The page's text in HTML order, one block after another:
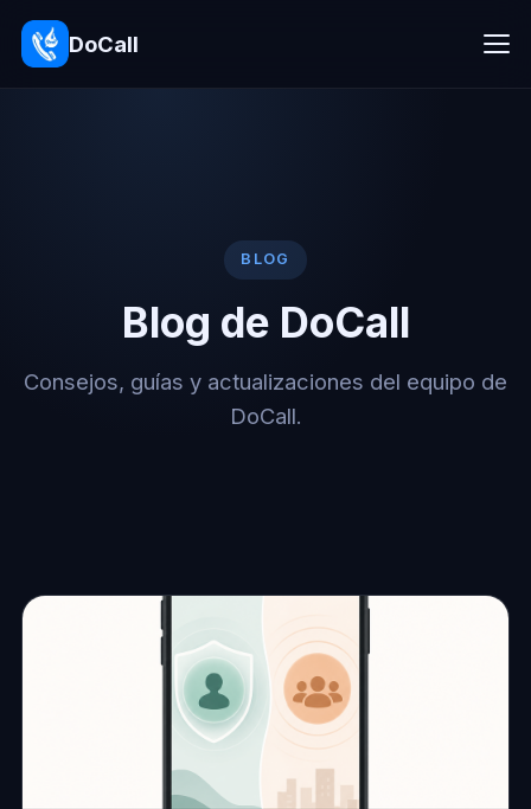
DoCall
BLOG
Blog de DoCall
Consejos, guías y actualizaciones del equipo de
DoCall.